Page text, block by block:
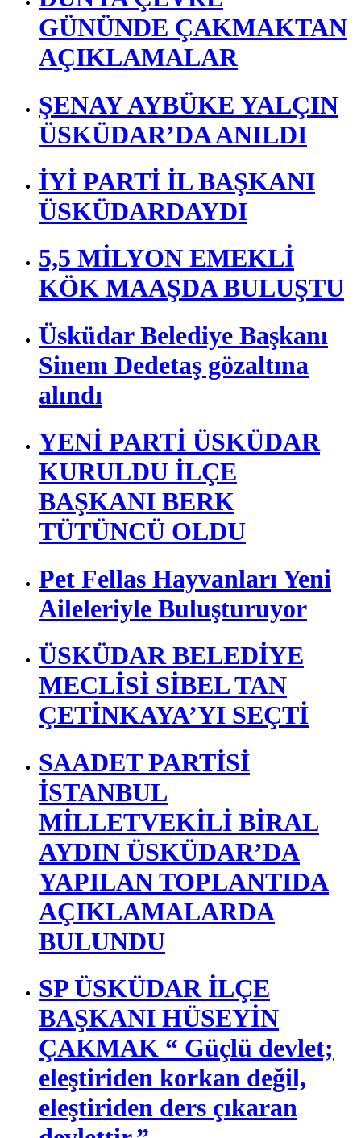
DÜNYA ÇEVRE
GÜNÜNDE ÇAKMAKTAN
AÇIKLAMALAR
ŞENAY AYBÜKE YALÇIN
ÜSKÜDAR’DA ANILDI
İYİ PARTİ İL BAŞKANI
ÜSKÜDARDAYDI
5,5 MİLYON EMEKLİ
KÖK MAAŞDA BULUŞTU
Üsküdar Belediye Başkanı
Sinem Dedetaş gözaltına
alındı
YENİ PARTİ ÜSKÜDAR
KURULDU İLÇE
BAŞKANI BERK
TÜTÜNCÜ OLDU
Pet Fellas Hayvanları Yeni
Aileleriyle Buluşturuyor
ÜSKÜDAR BELEDİYE
MECLİSİ SİBEL TAN
ÇETİNKAYA’YI SEÇTİ
SAADET PARTİSİ
İSTANBUL
MİLLETVEKİLİ BİRAL
AYDIN ÜSKÜDAR’DA
YAPILAN TOPLANTIDA
AÇIKLAMALARDA
BULUNDU
SP ÜSKÜDAR İLÇE
BAŞKANI HÜSEYİN
ÇAKMAK “ Güçlü devlet;
eleştiriden korkan değil,
eleştiriden ders çıkaran